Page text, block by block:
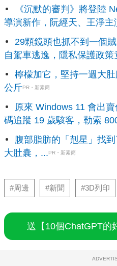
《沉默的審判》將登陸
導演新作，阮經天、王淨主
29顆鏡頭也抓不到一個
自駕車逃逸，隱私保護政
檸檬加它，堅持一週大
公斤PR・新素簡
原來 Windows 11 會出
碼追蹤 19 歲駭客，勒索
腹部脂肪的「剋星」找
大肚囊，...PR・新素簡
#周邊 #新聞 #3D列印
送【10個ChatGPT的